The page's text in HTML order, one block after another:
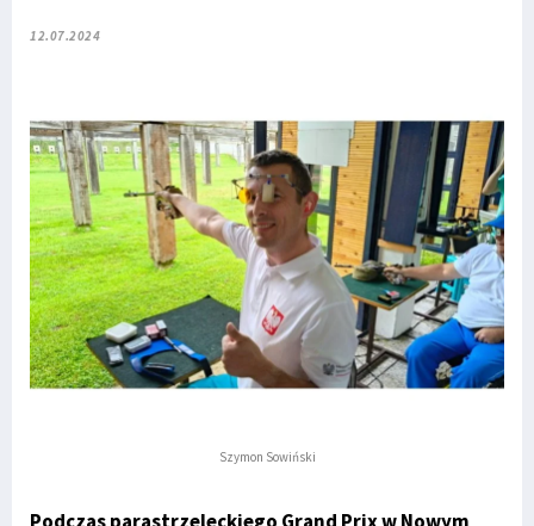
12.07.2024
Szymon Sowiński
Podczas parastrzeleckiego Grand Prix w Nowym